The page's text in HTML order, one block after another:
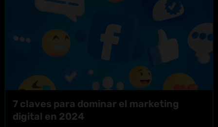
7 claves para dominar el marketing
digital en 2024